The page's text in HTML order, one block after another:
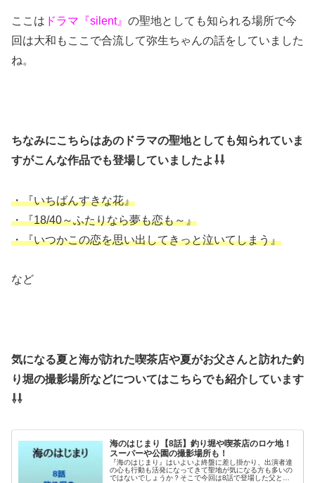
ここは ドラマ『silent』 の聖地としても知られる場所で今
回は大和もここで合流して弥生ちゃんの話をしていました
ね。
ちなみにこちらはあのドラマの聖地としても知られていま
すがこんな作品でも登場していましたよ⇩⇩
・『いちばんすきな花』
・『18/40～ふたりなら夢も恋も～』
・『いつかこの恋を思い出してきっと泣いてしまう』
など
気になる夏と海が訪れた喫茶店や夏がお父さんと訪れた釣
り堀の撮影場所などについてはこちらでも紹介しています
⇩⇩
海のはじまり【8話】釣り堀や喫茶店のロケ地！
スーパーや公園の撮影場所も！
『海のはじまり』はいよいよ終盤に差し掛かり、出演者達
の心も行動も活発になってきて聖地が気になる方も多いの
ではないでしょうか？そこで今回は8話で登場した父との